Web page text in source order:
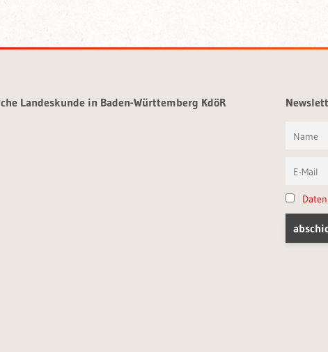
Landeskunde in Baden-Württemberg KdöR